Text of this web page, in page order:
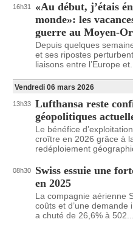
16h31
«Au début, j’étais
monde»: les
guerre au Moyen-
Depuis quelques
et ses ripostes
liaisons entre l’Europe et...
Vendredi 06 mars 2026
13h33 Lufthansa reste
géopolitiques
Le bénéfice
croître en 2026 grâce à
redéploiement
08h30
Swiss essuie une
en 2025
La compagnie aérienne
coûts et d’une demande
a chuté de 26,6% à 502...